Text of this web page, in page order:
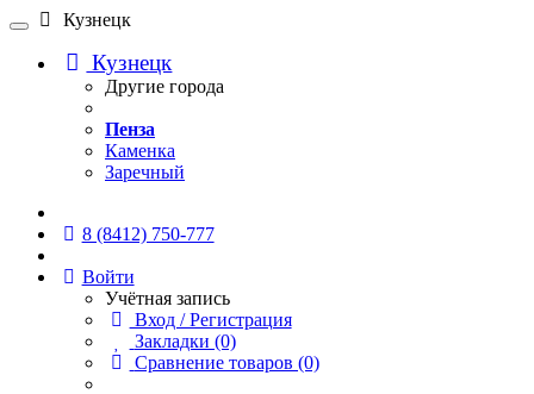
Кузнецк
Кузнецк
Другие города
Пенза
Каменка
Заречный
8 (8412) 750-777
Войти
Учётная запись
Вход / Регистрация
Закладки (0)
Сравнение товаров (0)